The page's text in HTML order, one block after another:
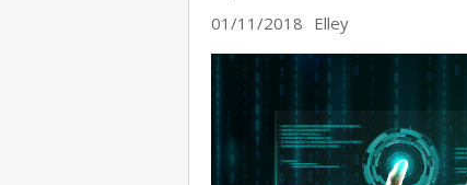
01/11/2018 Elley